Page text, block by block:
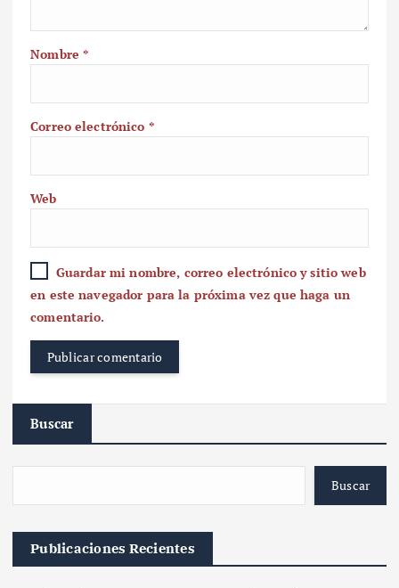
Nombre*
Correo electrónico *
Web
Guardar mi nombre, correo electrónico y sitio web
en este navegador para la próxima vez que haga un
comentario.
Buscar
Buscar
Publicaciones Recientes